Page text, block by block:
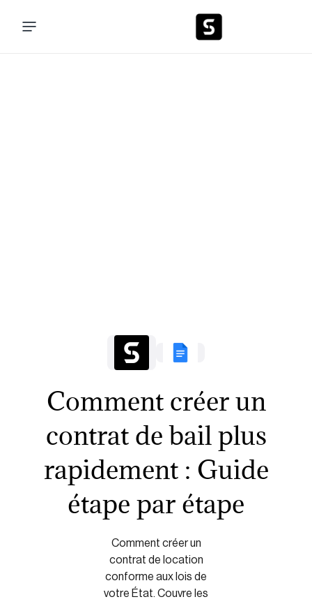
Comment créer un
contrat de bail plus
rapidement : Guide
étape par étape
Comment créer un
contrat de location
conforme aux lois de
votre État. Couvre les